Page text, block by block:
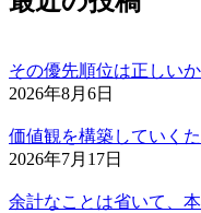
その優先順位は正しいか
2026年8月6日
価値観を構築していく
2026年7月17日
余計なことは省いて、本